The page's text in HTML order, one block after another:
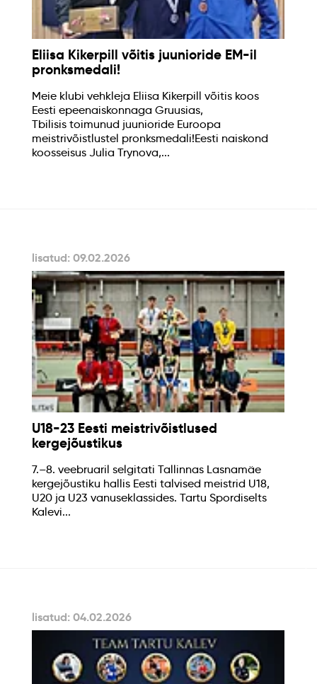
Eliisa Kikerpill võitis juunioride EM-il
pronksmedali!
Meie klubi vehkleja Eliisa Kikerpill võitis koos
Eesti epeenaiskonnaga Gruusias,
Tbilisis toimunud juunioride Euroopa
meistrivõistlustel pronksmedali!Eesti naiskond
koosseisus Julia Trynova,...
lisatud: 09.02.2026
U18-23 Eesti meistrivõistlused
kergejõustikus
7.–8. veebruaril selgitati Tallinnas Lasnamäe
kergejõustiku hallis Eesti talvised meistrid U18,
U20 ja U23 vanuseklassides. Tartu Spordiselts
Kalevi...
lisatud: 04.02.2026